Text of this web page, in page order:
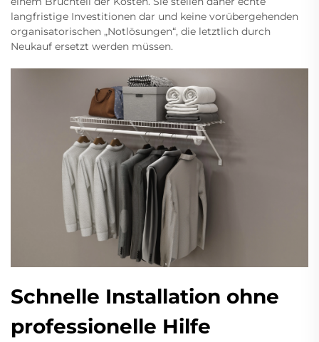
langfristige Investitionen dar und keine vorübergehenden
organisatorischen „Notlösungen“, die letztlich durch
Neukauf ersetzt werden müssen.
Schnelle Installation ohne
professionelle Hilfe